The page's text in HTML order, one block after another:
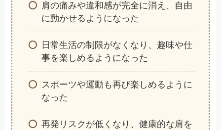
肩の痛みや違和感が完全に消え、自由
に動かせるようになった
日常生活の制限がなくなり、趣味や仕
事を楽しめるようになった
スポーツや運動も再び楽しめるように
なった
再発リスクが低くなり、健康的な肩を